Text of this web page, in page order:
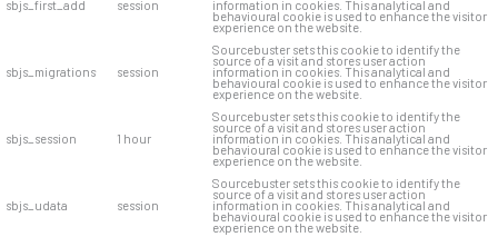
sbjs_first_add session information in cookies. This analytical and
behavioural cookie is used to enhance the visitor
experience on the website.
sbjs_migrations session
Sourcebuster sets this cookie to identify the
source of a visit and stores user action
information in cookies. This analytical and
behavioural cookie is used to enhance the visitor
experience on the website.
sbjs_session 1 hour
Sourcebuster sets this cookie to identify the
source of a visit and stores user action
information in cookies. This analytical and
behavioural cookie is used to enhance the visitor
experience on the website.
sbjs_udata session
Sourcebuster sets this cookie to identify the
source of a visit and stores user action
information in cookies. This analytical and
behavioural cookie is used to enhance the visitor
experience on the website.